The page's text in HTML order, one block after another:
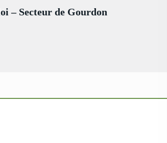
– Secteur de Gourdon